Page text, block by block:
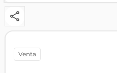
venta